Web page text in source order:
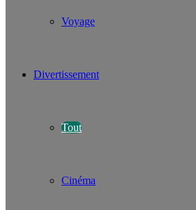
Voyage
Divertissement
Tout
Cinéma